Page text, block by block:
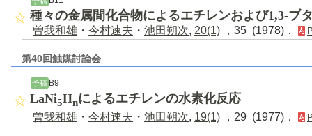
種々の金属間化合物によるエチレンおよび1,3-ブ
曽我和雄 ・ 今村速夫 ・ 池田朔次, 20(1) ，35 (1978)．
第40回触媒討論会
予稿 B9
LaNi5Hnによるエチレンの水素化反応
曽我和雄 ・ 今村速夫 ・ 池田朔次, 19(1) ，29 (1977)．